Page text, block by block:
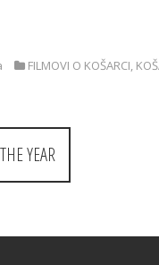
FILMOVI O KOŠARCI,
YEAR